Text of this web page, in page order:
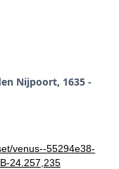
Nijpoort, 1635 -
venus--55294e38-
24.257,235